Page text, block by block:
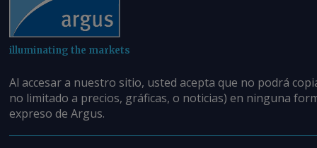
illuminating the markets
Al accesar a nuestro sitio, usted acepta que no podrá
no limitado a precios, gráficas, o noticias) en ninguna
expreso de Argus.